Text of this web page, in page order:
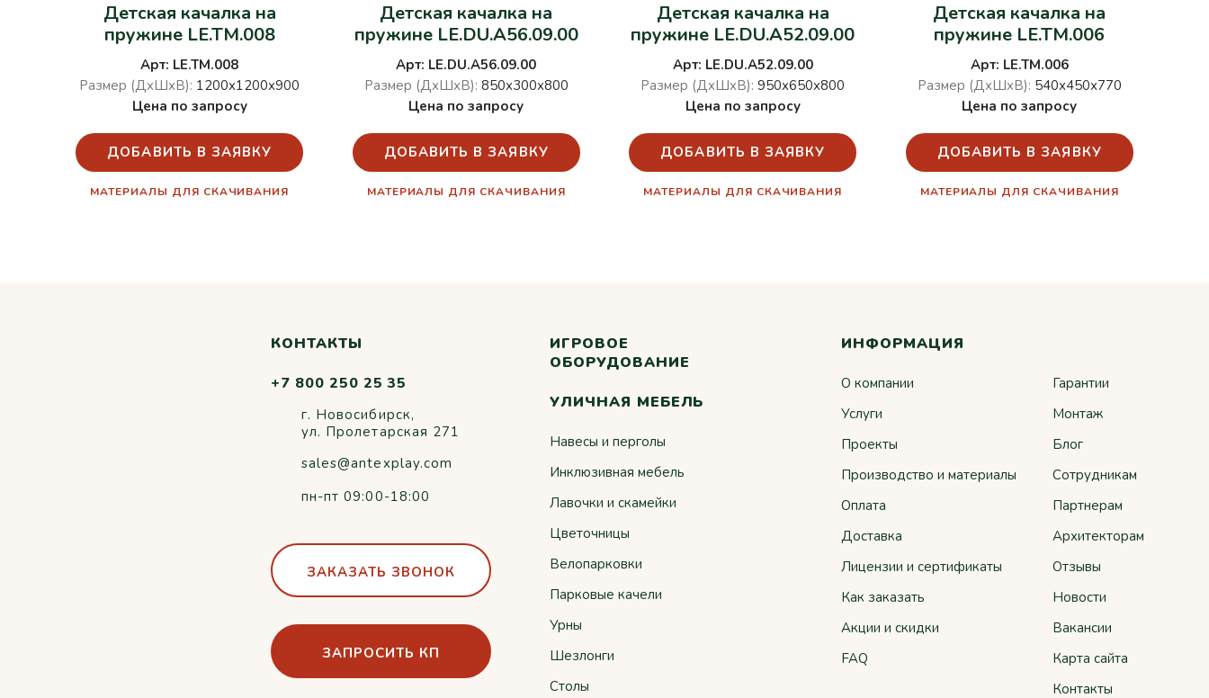
Детская качалка на
пружине LE.TM.008
Арт: LE.TM.008
Размер (ДхШхВ): 1200х1200х900
Цена по запросу
ДОБАВИТЬ В ЗАЯВКУ
МАТЕРИАЛЫ ДЛЯ СКАЧИВАНИЯ
Детская качалка на
пружине LE.DU.A56.09.00
Арт: LE.DU.A56.09.00
Размер (ДхШхВ): 850х300х800
Цена по запросу
ДОБАВИТЬ В ЗАЯВКУ
МАТЕРИАЛЫ ДЛЯ СКАЧИВАНИЯ
Детская качалка на
пружине LE.DU.A52.09.00
Арт: LE.DU.A52.09.00
Размер (ДхШхВ): 950х650х800
Цена по запросу
ДОБАВИТЬ В ЗАЯВКУ
МАТЕРИАЛЫ ДЛЯ СКАЧИВАНИЯ
Детская качалка на
пружине LE.TM.006
Арт: LE.TM.006
Размер (ДхШхВ): 540х450х770
Цена по запросу
ДОБАВИТЬ В ЗАЯВКУ
МАТЕРИАЛЫ ДЛЯ СКАЧИВАНИЯ
КОНТАКТЫ
+7 800 250 25 35
г. Новосибирск,
ул. Пролетарская 271
sales@antexplay.com
пн-пт 09:00-18:00
ЗАКАЗАТЬ ЗВОНОК
ЗАПРОСИТЬ КП
ИГРОВОЕ
ОБОРУДОВАНИЕ
УЛИЧНАЯ МЕБЕЛЬ
Навесы и перголы
Инклюзивная мебель
Лавочки и скамейки
Цветочницы
Велопарковки
Парковые качели
Урны
Шезлонги
Столы
ИНФОРМАЦИЯ
О компании
Услуги
Проекты
Производство и материалы
Оплата
Доставка
Лицензии и сертификаты
Как заказать
Акции и скидки
FAQ
Гарантии
Монтаж
Блог
Сотрудникам
Партнерам
Архитекторам
Отзывы
Новости
Вакансии
Карта сайта
Контакты